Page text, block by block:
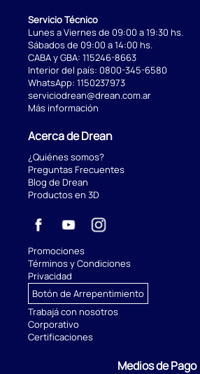
Servicio Técnico
Lunes a Viernes de 09:00 a 19:30 hs.
Sábados de 09:00 a 14:00 hs.
CABA y GBA: 115246-8663
Interior del país: 0800-345-6580
WhatsApp: 1150237973
serviciodrean@drean.com.ar
Más información
Acerca de Drean
¿Quiénes somos?
Preguntas Frecuentes
Blog de Drean
Productos en 3D
Promociones
Términos y Condiciones
Privacidad
Botón de Arrepentimiento
Trabajá con nosotros
Corporativo
Certificaciones
Medios de Pago